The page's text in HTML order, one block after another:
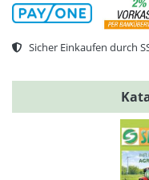
Sicher Einkaufen durch